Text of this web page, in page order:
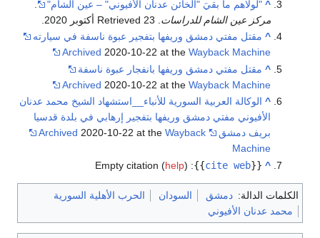
^ "لولاهم ما بقيَ "الخائن عدنان الأفيوني" – عين الشام"
مركز عين الشام للدراسات
^ مقتل مفتي دمشق وريفها بتفجير عبوة ناسفة في سيارته
Archived 2020-10-22 at theWayback Machine
^ مقتل مفتي دمشق وريفها بانفجار عبوة ناسفة
Archived 2020-10-22 at theWayback Machine
^ الوكالة العربية السورية للأنباء__استشهاد الشيخ محمد عدنان
الأفيوني مفتي دمشق وريفها بتفجير إرهابي في بلدة قدسيا
بريف دمشق
Archived 2020-10-22 at theWayback
Machine
^
{{
cite web
}}
:
Empty citation (help)
الكلمات الدالة: دمشق السودان
الحرب الأهلية السورية
محمد عدنان الأفيوني